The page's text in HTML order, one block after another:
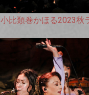
小比類巻かほる2023秋